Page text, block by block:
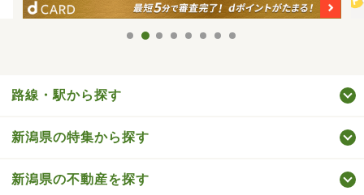
路線・駅から探す
新潟県の特集から探す
新潟県の不動産を探す